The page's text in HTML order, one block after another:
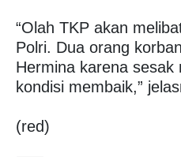
“Olah TKP akan
Polri. Dua orang
Hermina karena sesak
kondisi membaik,”
(red)